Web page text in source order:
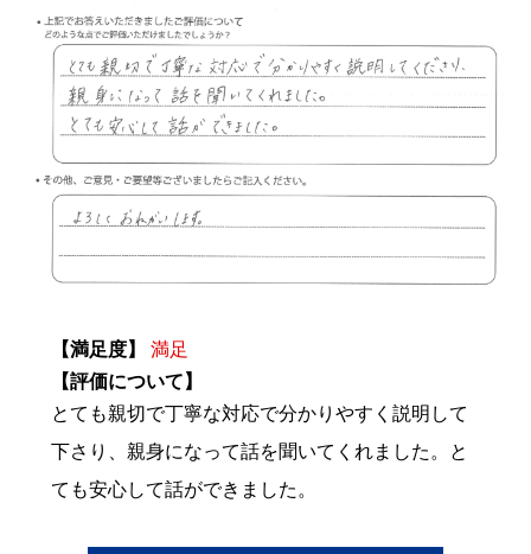
【満足度】
満足
【評価について】
とても親切で丁寧な対応で分かりやすく説明して
下さり、親身になって話を聞いてくれました。と
ても安心して話ができました。